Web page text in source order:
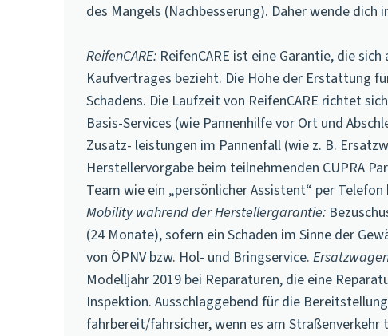
des Mangels (Nachbesserung). Daher wende
ReifenCARE: ReifenCARE ist eine Garantie, die
Kaufvertrages bezieht. Die Höhe der Erstattung
Schadens. Die Laufzeit von ReifenCARE richtet
Basis-Services (wie Pannenhilfe vor Ort und
Zusatz- leistungen im Pannenfall (wie z. B.
Herstellervorgabe beim teilnehmenden CUPRA
Team wie ein „persönlicher Assistent“ per
Mobility während der Herstellergarantie:
(24 Monate), sofern ein Schaden im Sinne der
von ÖPNV bzw. Hol- und Bringservice.
Modelljahr 2019 bei Reparaturen, die eine
Inspektion. Ausschlaggebend für die
fahrbereit/fahrsicher, wenn es am Straßenverkehr